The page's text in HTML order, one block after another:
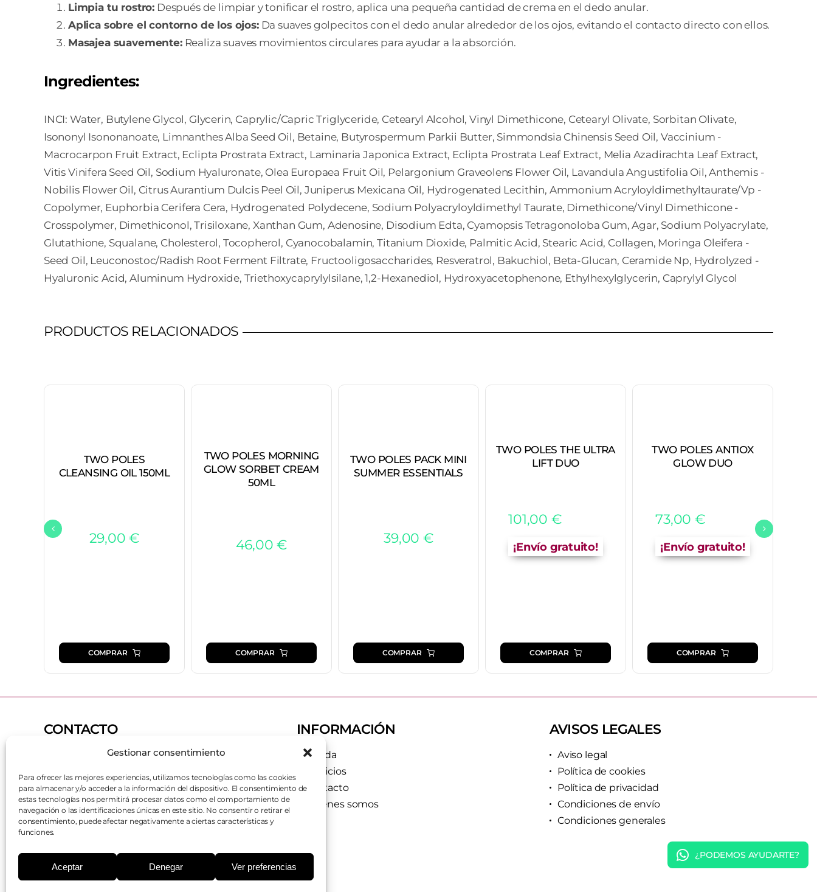
Gestionar consentimiento
Para ofrecer las mejores experiencias, utilizamos tecnologías como las cookies
para almacenar y/o acceder a la información del dispositivo. El consentimiento de
estas tecnologías nos permitirá procesar datos como el comportamiento de
navegación o las identificaciones únicas en este sitio. No consentir o retirar el
consentimiento, puede afectar negativamente a ciertas características y
funciones.
Aceptar Denegar Ver preferencias
Limpia tu rostro: Después de limpiar y tonificar el rostro, aplica una pequeña cantidad de crema en el dedo anular.
Aplica sobre el contorno de los ojos:Da suaves golpecitos con el dedo anular alrededor de los ojos, evitando el contacto directo con ellos.
Masajea suavemente:Realiza suaves movimientos circulares para ayudar a la absorción.
Ingredientes:
INCI: Water, Butylene ­Glycol, Glycerin, Caprylic/Capric ­Triglyceride, Cetearyl ­Alcohol, Vinyl ­Dimethicone, Cetearyl ­Olivate, Sorbitan ­Olivate,
Isononyl ­Isononanoate, Limnanthes ­Alba ­Seed ­Oil, Betaine, Butyrospermum ­Parkii ­Butter, Simmondsia ­Chinensis ­Seed ­Oil, Vaccinium ­
Macrocarpon ­Fruit ­Extract, Eclipta ­Prostrata ­Extract, Laminaria ­Japonica ­Extract, Eclipta ­Prostrata ­Leaf ­Extract, Melia ­Azadirachta ­Leaf ­Extract,
Vitis ­Vinifera ­Seed ­Oil, Sodium ­Hyaluronate, Olea ­Europaea ­Fruit ­Oil, Pelargonium ­Graveolens ­Flower ­Oil, Lavandula ­Angustifolia ­Oil, Anthemis ­
Nobilis ­Flower ­Oil, Citrus ­Aurantium ­Dulcis ­Peel ­Oil, Juniperus ­Mexicana ­Oil, Hydrogenated ­Lecithin, Ammonium ­Acryloyldimethyltaurate/Vp ­
Copolymer, Euphorbia ­Cerifera ­Cera, Hydrogenated ­Polydecene, Sodium ­Polyacryloyldimethyl ­Taurate, Dimethicone/Vinyl ­Dimethicone ­
Crosspolymer, Dimethiconol, Trisiloxane, Xanthan ­Gum, Adenosine, Disodium ­Edta, Cyamopsis ­Tetragonoloba ­Gum, Agar, Sodium ­Polyacrylate,
Glutathione, Squalane, Cholesterol, Tocopherol, Cyanocobalamin, Titanium ­Dioxide, Palmitic ­Acid, Stearic ­Acid, Collagen, Moringa ­Oleifera ­
Seed ­Oil, Leuconostoc/Radish ­Root ­Ferment ­Filtrate, Fructooligosaccharides, Resveratrol, Bakuchiol, Beta-­Glucan, Ceramide ­Np, Hydrolyzed ­
Hyaluronic ­Acid, Aluminum ­Hydroxide, Triethoxycaprylylsilane, 1,2-­Hexanediol, Hydroxyacetophenone, Ethylhexylglycerin, Caprylyl ­Glycol
PRODUCTOS RELACIONADOS
TWO POLES
CLEANSING OIL 150ML
29,00€
COMPRAR
TWO POLES MORNING
GLOW SORBET CREAM
50ML
46,00€
COMPRAR
TWO POLES PACK MINI
SUMMER ESSENTIALS
39,00 €
COMPRAR
TWO POLES THE ULTRA
LIFT DUO
101,00 €
¡Envío gratuito!
COMPRAR
TWO POLES ANTIOX
GLOW DUO
73,00 €
¡Envío gratuito!
COMPRAR
CONTACTO
669 90 18 31
Lunes - Viernes 09:30 - 20:00
Sábado10:00 - 14:00
Domingo
Consultar
INFORMACIÓN
Tienda
Servicios
Contacto
Quiénes somos
AVISOS LEGALES
Aviso legal
Política de cookies
Política de privacidad
Condiciones de envío
Condiciones generales
¿PODEMOS AYUDARTE?